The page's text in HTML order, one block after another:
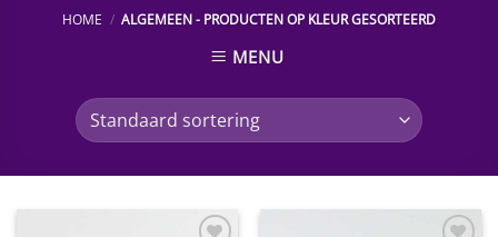
HOME / ALGEMEEN - PRODUCTEN OP KLEUR GESORTEERD
MENU